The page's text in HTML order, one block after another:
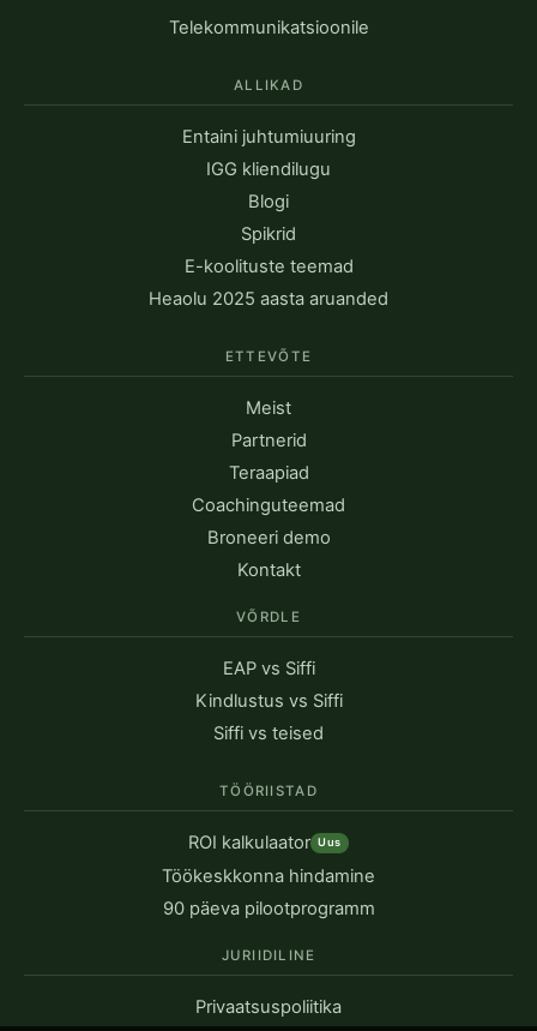
Telekommunikatsioonile
ALLIKAD
Entaini juhtumiuuring
IGG kliendilugu
Blogi
Spikrid
E-koolituste teemad
Heaolu 2025 aasta aruanded
ETTEVÕTE
Meist
Partnerid
Teraapiad
Coachinguteemad
Broneeri demo
Kontakt
VÕRDLE
EAP vs Siffi
Kindlustus vs Siffi
Siffi vs teised
TÖÖRIISTAD
ROI kalkulaator Uus
Töökeskkonna hindamine
90 päeva pilootprogramm
JURIIDILINE
Privaatsuspoliitika